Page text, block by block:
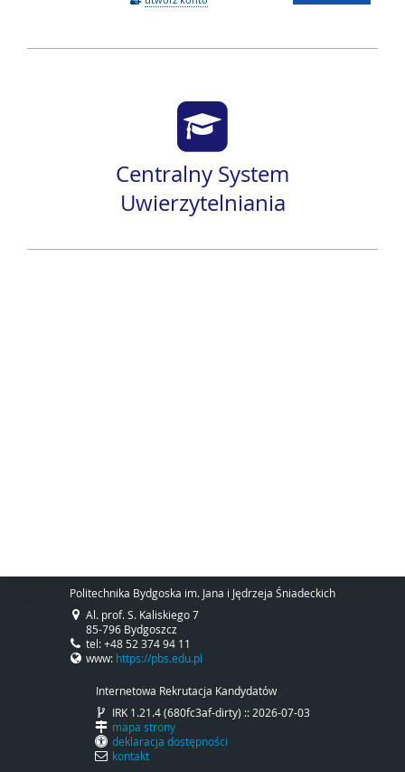
Centralny System
Uwierzytelniania
Politechnika Bydgoska im. Jana i Jędrzeja Śniadeckich
Al. prof. S. Kaliskiego 7
85-796 Bydgoszcz
tel: +48 52 374 94 11
www: https://pbs.edu.pl
Internetowa Rekrutacja Kandydatów
IRK 1.21.4 (680fc3af-dirty) :: 2026-07-03
mapa strony
deklaracja dostępności
kontakt